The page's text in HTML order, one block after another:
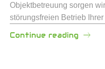
Objektbetreuung sorgen
störungsfreien Betrieb
Continue reading